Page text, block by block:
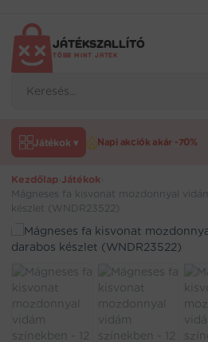
tartalomraJÁTÉKSZALLÍTÓ
TÖBB MINT JÁTÉK
search
Játékok ▾ Napi akciók akár -70%
Kezdőlap Játékok
Mágneses fa kisvonat mozdonnyal
készlet (WNDR23522)